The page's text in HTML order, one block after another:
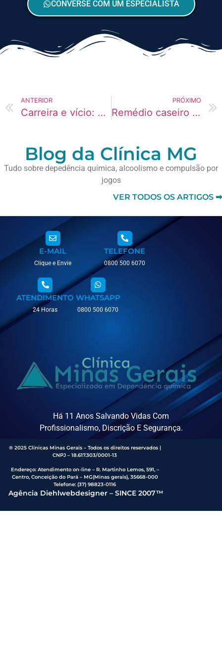
CONVERSE COM UM ESPECIALISTA
ANTERIOR
Carreira e vício: como Redes Sociais destroi a vida de estudantes
PRÓXIMO
Remédio caseiro para parar com Anabolizantes
Blog da Clínica MG
Tudo sobre depedência química, alcoolismo e compulsão por
jogos
VER TODOS OS ARTIGOS ➡
E-MAIL
Clique e Envie
TELEFONE
0800 500 6070
ATENDIMENTO
24 Horas
WHATSAPP
0800 500 6070
Há 11 Anos Salvando Vidas Com
Profissionalismo, Discrição E Segurança.
® 2025 Clínicas Minas Gerais – Todos os direitos reservados |
CNPJ – 18.617.303/0001-13
Endereço: Atendimento on-line – R. Martinho Lemos, 591, –
Centro, Conceição do Pará – MG(Minas gerais), 35668-000
Telefone:(37) 98823-0116
Agência Diehlwebdesigner – SINCE 2007™